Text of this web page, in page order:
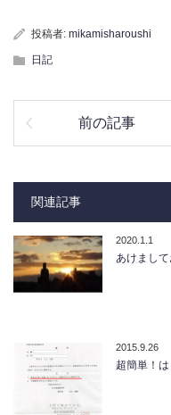
投稿者: mikamisharoushi
日記
前の記事
関連記事
2020.1.1
あけまして
2015.9.26
超簡単！